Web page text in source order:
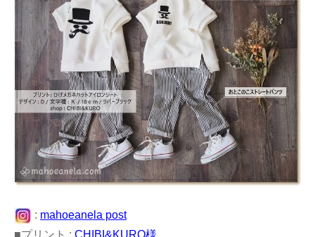
: mahoeanela post
■プリント : CHIBI&KURO様